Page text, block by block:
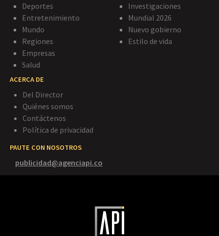
Deportes
Entretenimiento
Mundo
Regiones
Empresas
Salud
Investigaciones
Mundial 2026
Nuevo gobierno
Estilo de vida
ACERCA DE
Del Director
Quiénes somos
Contáctenos
Política de privacidad
PAUTE CON NOSOTROS
publicidad@agenciapi.co